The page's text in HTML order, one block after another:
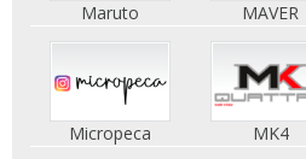
Maruto MAVER
Micropeca MK4